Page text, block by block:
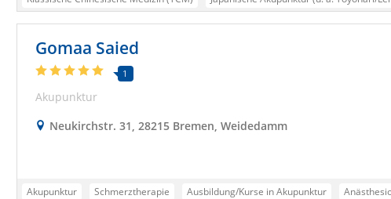
Moxibustion / Wärmetherapie
Individuelle Therapiepläne Akupunktur
Shiatsu (japanische Körperarbeit)
Shiatsu nach Masunaga
Gomaa Saied
1
Akupunktur
Neukirchstr. 31, 28215 Bremen, Weidedamm
Akupunktur Schmerztherapie Ausbildung/Kurse in Akupunktur